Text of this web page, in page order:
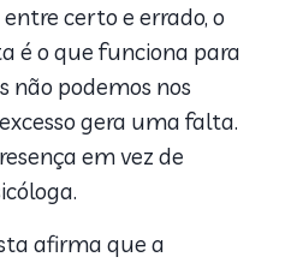
certo e errado, o
é o que funciona para
não podemos nos
gera uma falta.
em vez de
afirma que a